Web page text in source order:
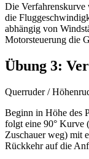
Die Verfahrenskurve
die
abhängig von
Motorsteuerung die
Übung 3:
Querruder /
Beginn in Höhe des
folgt eine 90° Kurve
Zuschauer weg) mit
Rückkehr auf die